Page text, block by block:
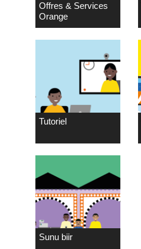
Offres & Services
Orange
Tutoriel
Sunu biir